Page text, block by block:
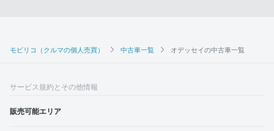
モビリコ（クルマの個人売買） 中古車一覧 オデッセイの中古車一覧
サービス規約とその他情報
販売可能エリア